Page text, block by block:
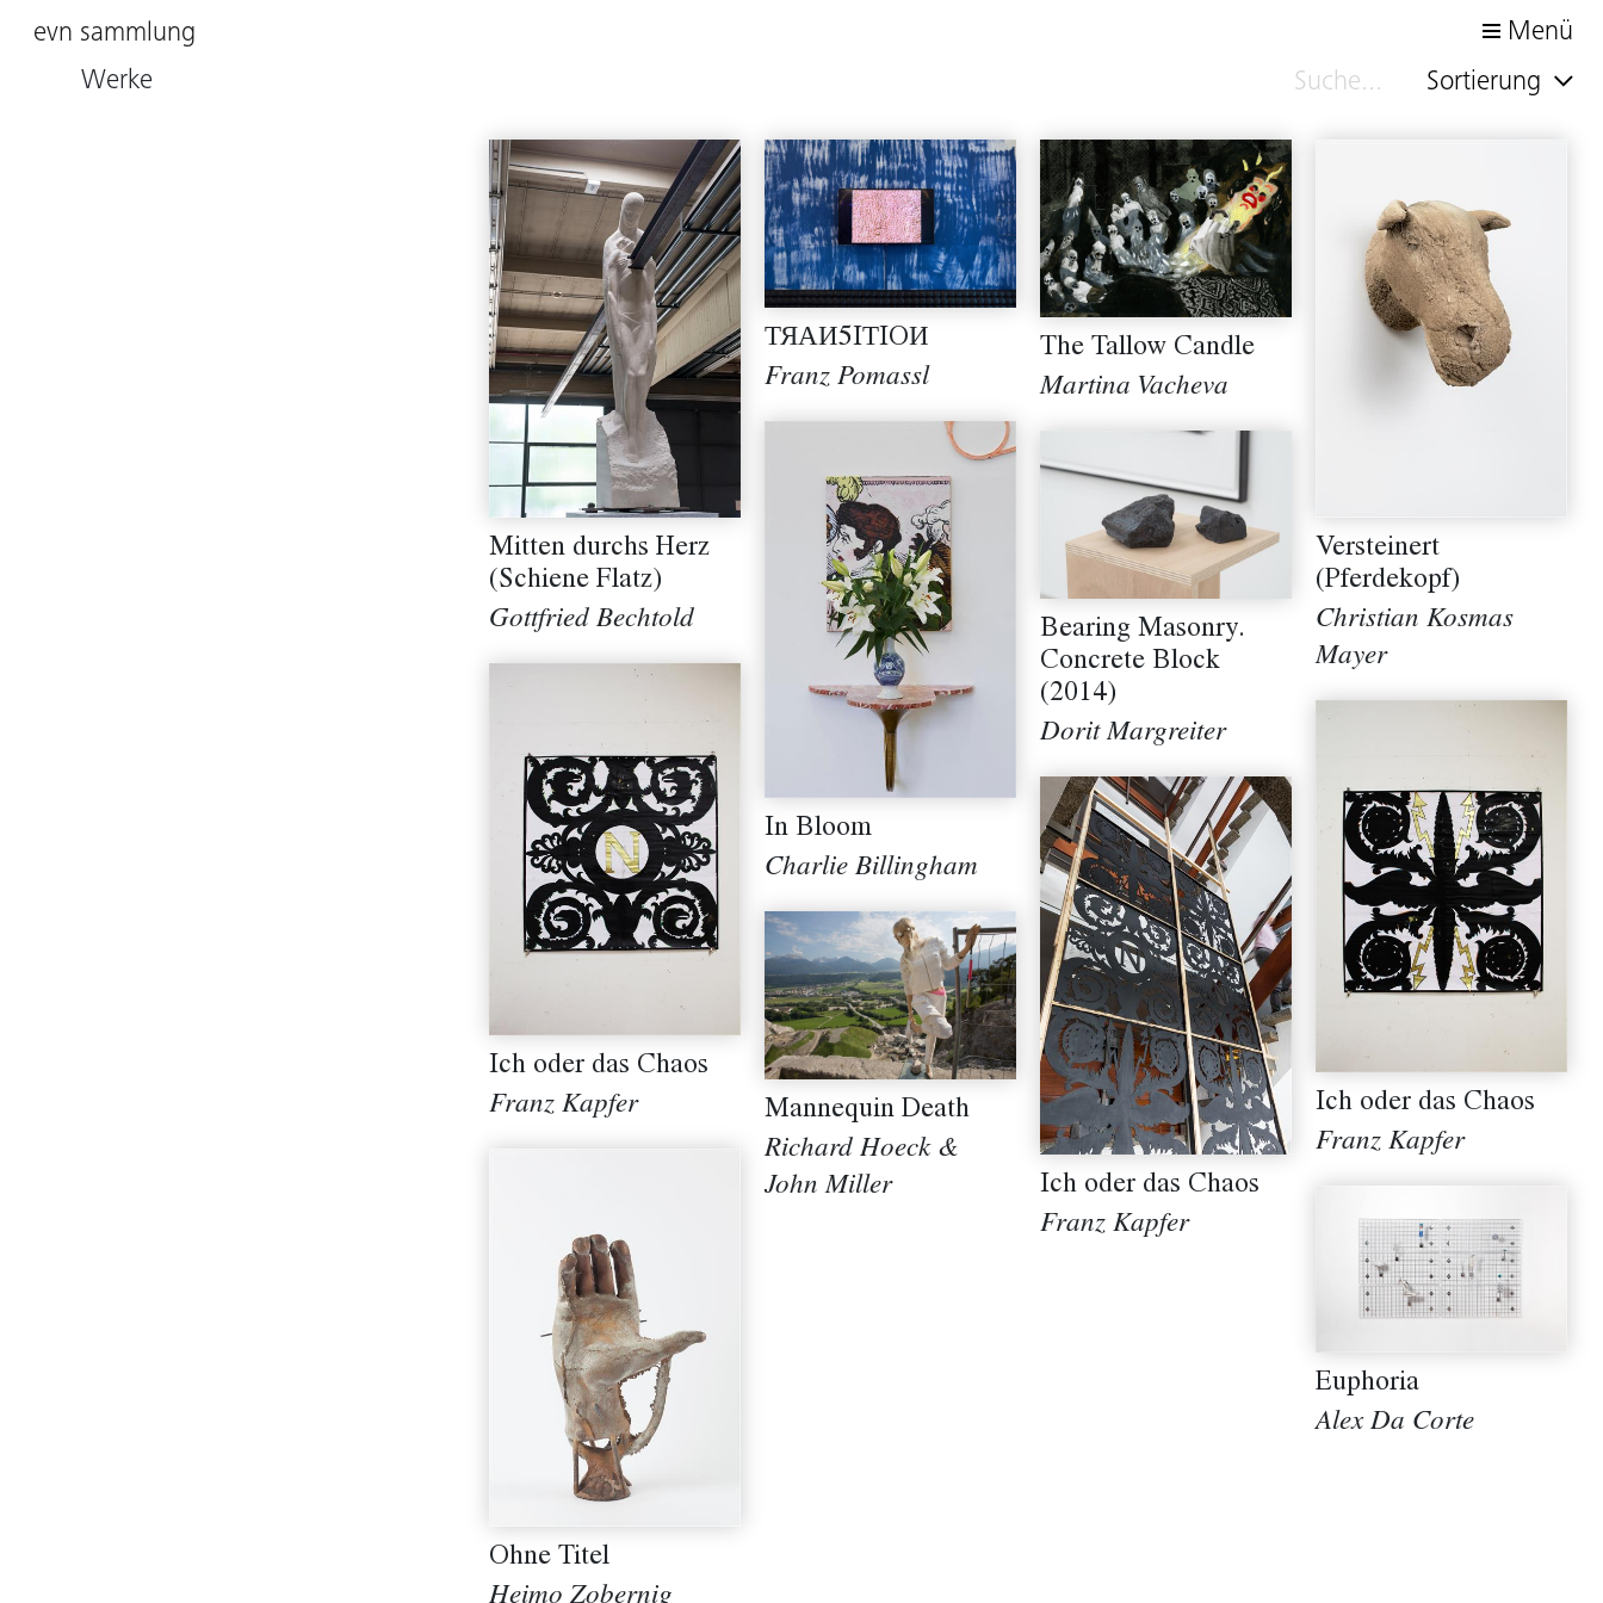
evn sammlung
Menü
Werke
Sortierung
Mitten durchs Herz
(Schiene Flatz)
Gottfried Bechtold
ТЯАИ5IТIOИ
Franz Pomassl
The Tallow Candle
Martina Vacheva
Versteinert
(Pferdekopf)
Christian Kosmas
Mayer
In Bloom
Charlie Billingham
Bearing Masonry.
Concrete Block
(2014)
Dorit Margreiter
Ich oder das Chaos
Franz Kapfer
Ich oder das Chaos
Franz Kapfer
Ich oder das Chaos
Franz Kapfer
Mannequin Death
Richard Hoeck &
John Miller
Ohne Titel
Heimo Zobernig
Euphoria
Alex Da Corte